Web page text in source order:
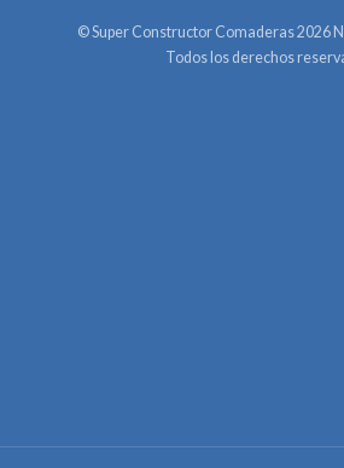
© Super Constructor Comaderas 2026
Todos los derechos